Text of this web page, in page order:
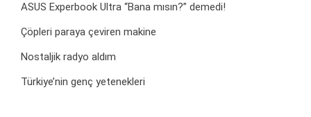
ASUS Experbook Ultra “Bana mısın?” demedi!
Çöpleri paraya çeviren makine
Nostaljik radyo aldım
Türkiye’nin genç yetenekleri